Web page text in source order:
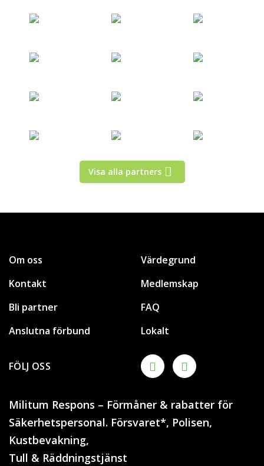
Visa alla partners
Om oss
Kontakt
Bli partner
Anslutna förbund
Värdegrund
Medlemskap
FAQ
Lokalt
FÖLJ OSS
Militum Respons – Förmåner & rabatter för
Säkerhetspersonal. Försvaret*, Polisen,
Kustbevakning,
Tull & Räddningstjänst